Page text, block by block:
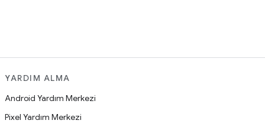
YARDIM ALMA
Android Yardım Merkezi
Pixel Yardım Merkezi